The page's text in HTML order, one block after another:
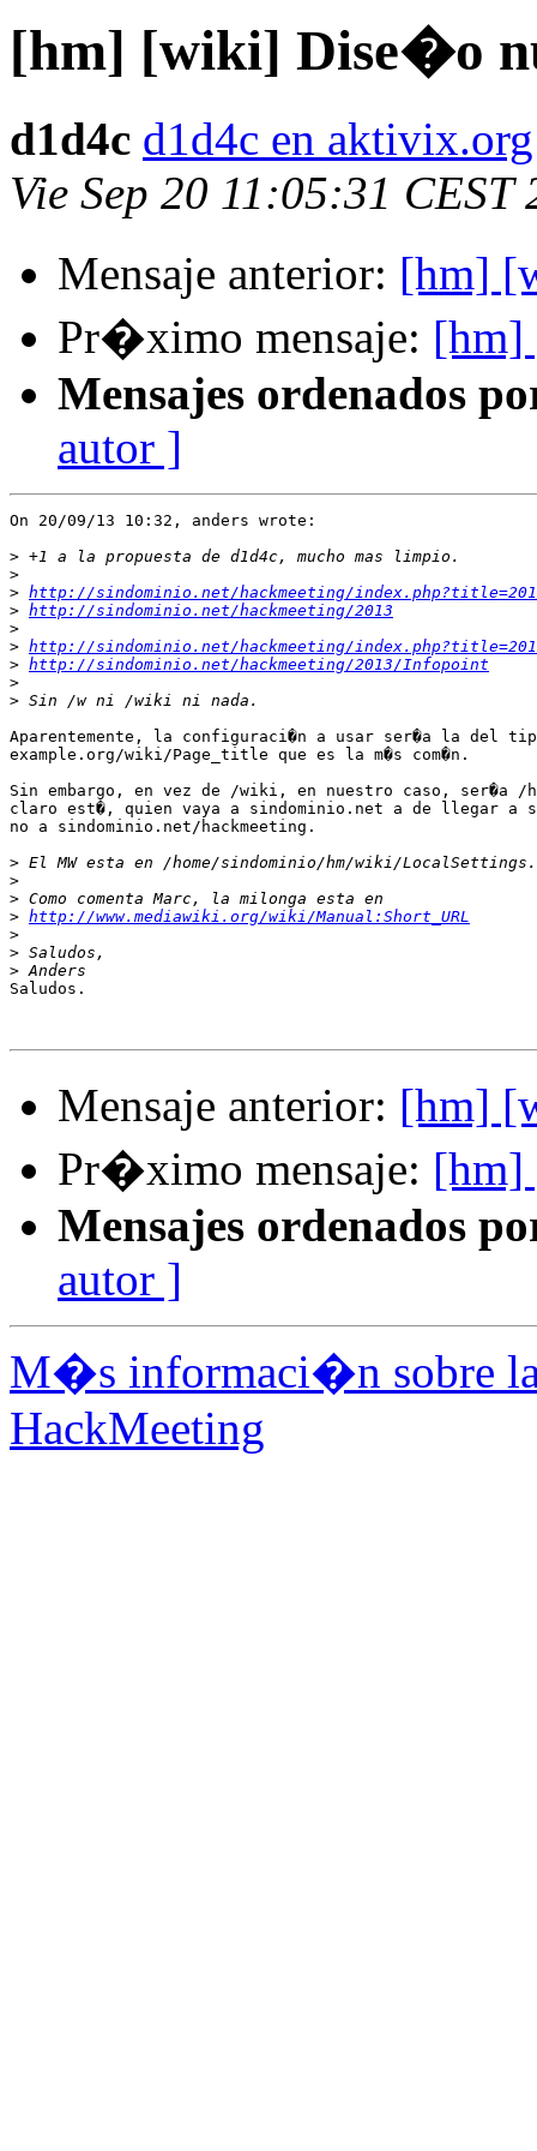
[hm] [wiki] Dise�o
d1d4c d1d4c en aktivix.org
Vie Sep 20 11:05:31 CEST
Mensaje anterior: [hm]
Pr�ximo mensaje:
Mensajes ordenados
autor ]
On 20/09/13 10:32, anders wrote:
>
>
> http://sindominio.net/hackmeeting/
> http://sindominio.net/hackmeeting/2013
>
> http://sindominio.net/hackmeeting/
> http://sindominio.net/hackmeeting/2013/Infopoint
>
>
Aparentemente, la configuraci�n a usar ser�a la del
example.org/wiki/Page_title que es la m�s com�n.
Sin embargo, en vez de /wiki, en nuestro caso, ser�a /
claro est�, quien vaya a sindominio.net a de llegar a
no a sindominio.net/hackmeeting.
>
>
>
> http://www.mediawiki.org/wiki/Manual:Short_URL
>
>
>
Saludos.
Mensaje anterior: [hm]
Pr�ximo mensaje:
Mensajes ordenados
autor ]
M�s informaci�n sobre
HackMeeting